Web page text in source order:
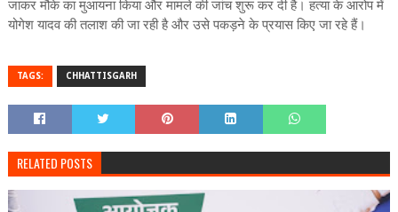
जाकर मौके का मुआयना किया और मामले की जांच शुरू कर दी है। हत्या के आरोप में
योगेश यादव की तलाश की जा रही है और उसे पकड़ने के प्रयास किए जा रहे हैं।
TAGS: CHHATTISGARH
RELATED POSTS